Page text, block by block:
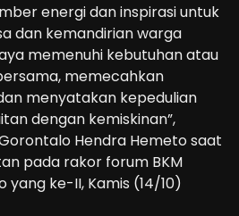
energi dan inspirasi untuk
dan kemandirian warga
memenuhi kebutuhan atau
memecahkan
menyatakan kepedulian
dengan kemiskinan”,
Hendra Hemeto saat
pada rakor forum BKM
ke-II, Kamis (14/10)